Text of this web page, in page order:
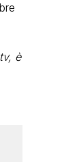
è